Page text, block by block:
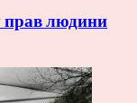
прав людини